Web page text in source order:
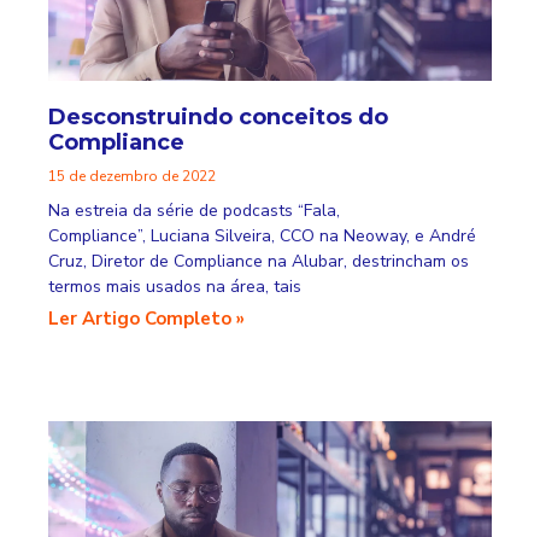
Desconstruindo conceitos do
Compliance
15 de dezembro de 2022
Na estreia da série de podcasts “Fala,
Compliance”, Luciana Silveira, CCO na Neoway, e André
Cruz, Diretor de Compliance na Alubar, destrincham os
termos mais usados na área, tais
Ler Artigo Completo »